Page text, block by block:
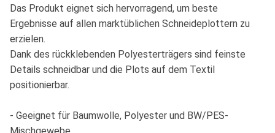
Das Produkt eignet sich hervorragend, um beste
Ergebnisse auf allen marktüblichen Schneideplottern zu
erzielen.
Dank des rückklebenden Polyesterträgers sind feinste
Details schneidbar und die Plots auf dem Textil
positionierbar.
- Geeignet für Baumwolle, Polyester und BW/PES-